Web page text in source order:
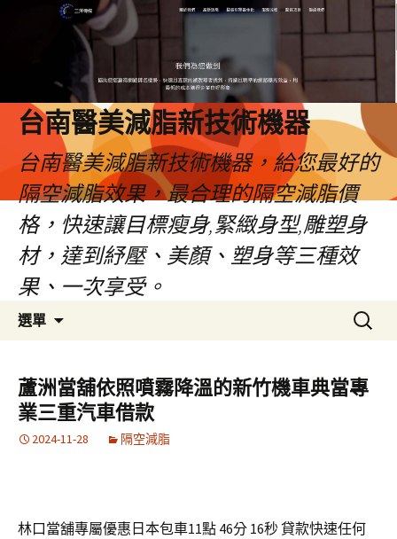
台南醫美減脂新技術機器
台南醫美減脂新技術機器，給您最好的
隔空減脂效果，最合理的隔空減脂價
格，快速讓目標瘦身,緊緻身型,雕塑身
材，達到紓壓、美顏、塑身等三種效
果、一次享受。
選單
容
搜
尋
鍵
字:
蘆洲當舖依照噴霧降溫的新竹機車典當專
業三重汽車借款
2024-11-28 隔空減脂
林口當舖專屬優惠日本包車11點 46分 16秒貸款快速任何